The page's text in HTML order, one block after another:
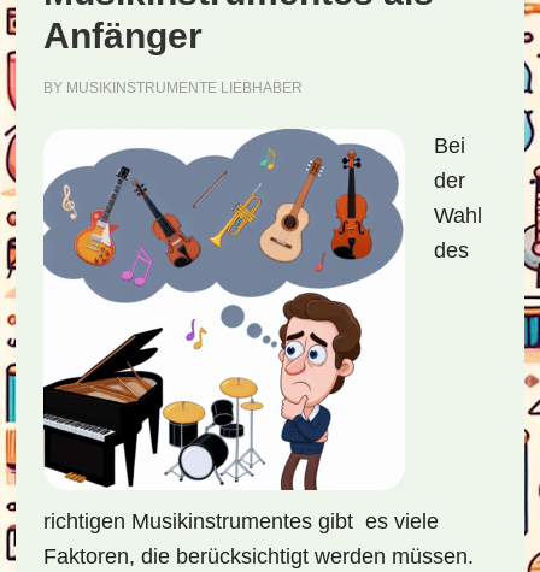
Anfänger
BY MUSIKINSTRUMENTE LIEBHABER
Bei
der
Wahl
des
richtigen Musikinstrumentes gibt es viele
Faktoren, die berücksichtigt werden müssen.